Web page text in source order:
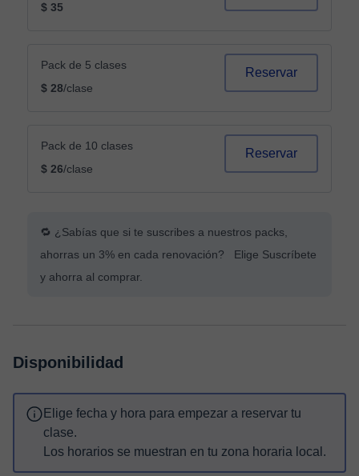
$ 35
Pack de 5 clases
$ 28/clase
Reservar
Pack de 10 clases
$ 26/clase
Reservar
🔁 ¿Sabías que si te suscribes a nuestros packs,
ahorras un 3% en cada renovación? Elige Suscríbete
y ahorra al comprar.
Disponibilidad
Elige fecha y hora para empezar a reservar tu
clase.
Los horarios se muestran en tu zona horaria local.